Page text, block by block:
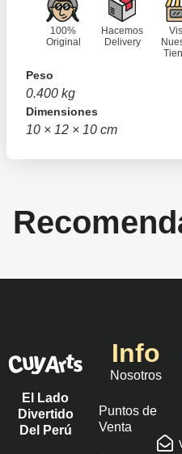
100%
Original
Hacemos
Delivery
Peso
0.400 kg
Dimensiones
10 × 12 × 10 cm
El Lado
Divertido
Del Perú
Info
Nosotros
Puntos de
Venta